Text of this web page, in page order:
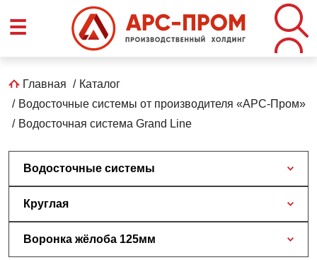
☰
Строка
навигации
Главная
Каталог
Водосточные системы от производителя «АРС-Пром»
Водосточная система Grand Line
Водосточные системы
Круглая
Воронка жёлоба 125мм